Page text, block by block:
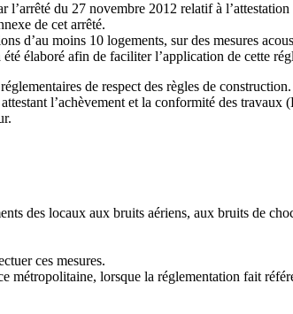
du 27 novembre 2012 relatif à
de cet arrêté.
d’au moins 10 logements, sur des mesures
élaboré afin de faciliter l’application de cette
de respect des règles de
l’achèvement et la conformité des
des locaux aux bruits aériens, aux bruits de
ces mesures.
métropolitaine, lorsque la réglementation fait